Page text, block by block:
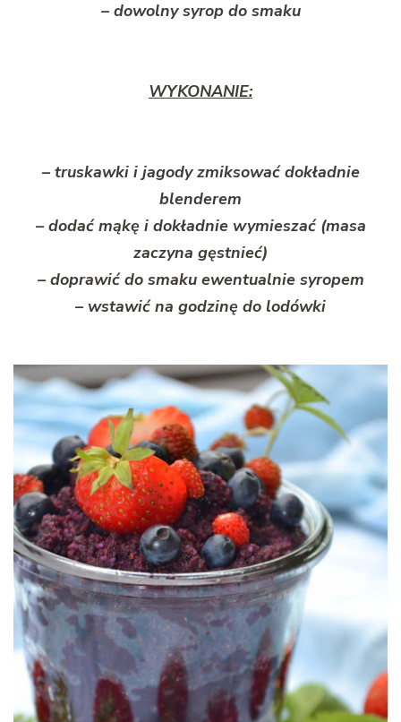
– dowolny syrop do smaku
WYKONANIE:
– truskawki i jagody zmiksować dokładnie
blenderem
– dodać mąkę i dokładnie wymieszać (masa
zaczyna gęstnieć)
– doprawić do smaku ewentualnie syropem
– wstawić na godzinę do lodówki